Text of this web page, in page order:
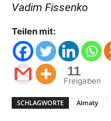
Vadim Fissenko
Teilen mit:
11
Freigaben
SCHLAGWORTE Almaty